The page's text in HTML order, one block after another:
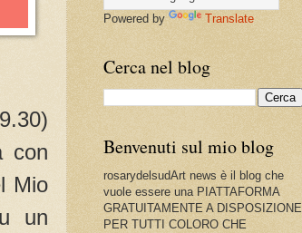
con
Mio
un
Powered by Translate
Cerca nel blog
Benvenuti sul mio blog
rosarydelsudArt news è il blog che
vuole essere una PIATTAFORMA
GRATUITAMENTE A DISPOSIZIONE
PER TUTTI COLORO CHE